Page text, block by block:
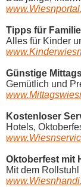
Tipps für
Alles für Kinder
Günstige
Gemütlich und
Kostenloser
Hotels,
Oktoberfest mit
Mit dem